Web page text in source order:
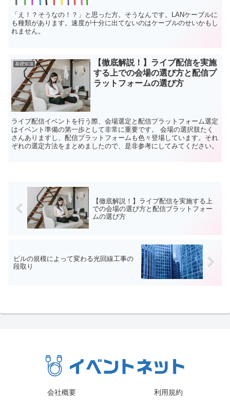
「え！？そうなの！？」と思った方。そうなんです。LANケーブルに
も種類があります。速度が十分に出てないのはケーブルのせいかもし
れません。
基礎知識
【徹底解説！】ライブ配信を実施
する上での会場の選び方と配信プ
ラットフォームの選び方
ライブ配信イベントを行う際、会場選定と配信プラットフォーム選定
はイベント準備の第一歩として非常に重要です。 会場の選択肢たく
さんありますし、配信プラットフォームも色々登場しています。それ
ぞれの選定方法をまとめましたので、是非参考にしてみてください。
【徹底解説！】ライブ配信を実施する上
での会場の選び方と配信プラットフォー
ムの選び方
ビルの規模によって変わる光回線工事の
段取り
会社概要 利用規約